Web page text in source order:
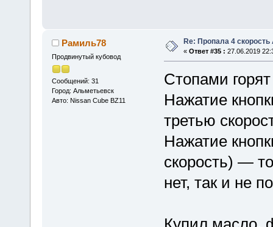
Рамиль78
Продвинутый кубовод
Сообщений: 31
Город: Альметьевск
Авто: Nissan Cube BZ11
Re: Пропала 4
« Ответ #35 : 27.06.2019
Стопами
Нажатие
третью
Нажатие
скорость) —
нет, так и не